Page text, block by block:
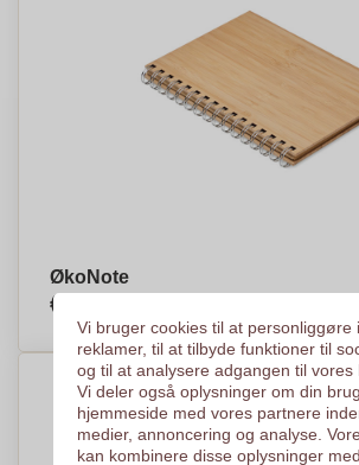
ØkoNote
€4,92
Vi bruger cookies til at personliggøre
reklamer, til at tilbyde funktioner til
og til at analysere adgangen til vores
Vi deler også oplysninger om din
hjemmeside med vores partnere
medier, annoncering og analyse.
kan kombinere disse oplysninger